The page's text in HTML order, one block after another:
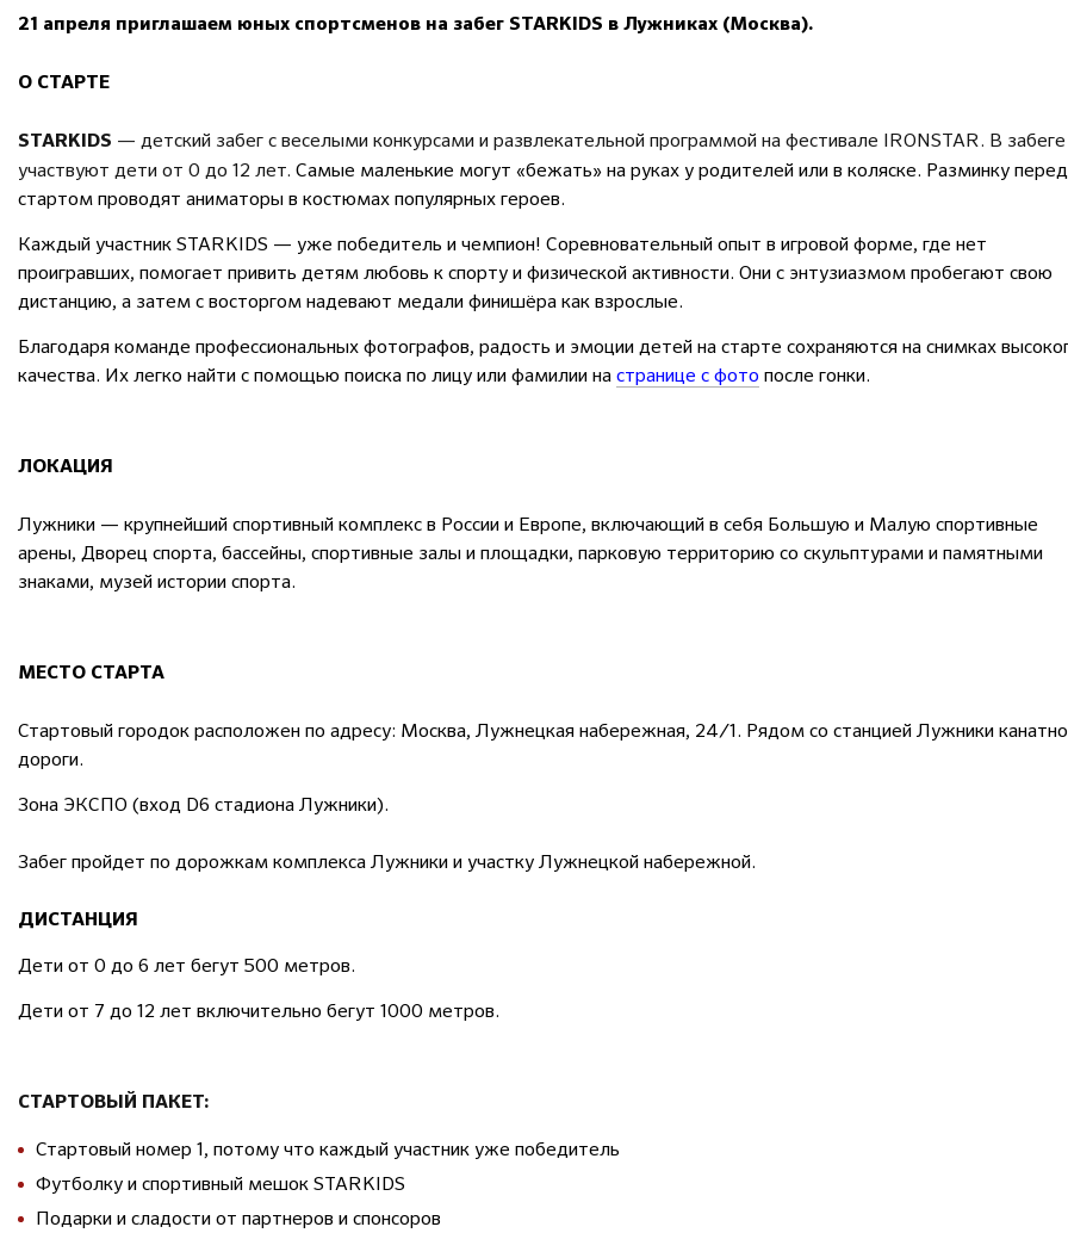
21 апреля приглашаем юных спортсменов на забег STARKIDS в Лужниках (Москва).
О СТАРТЕ
STARKIDS — детский забег с веселыми конкурсами и развлекательной программой на фестивале IRONSTAR. В забеге
участвуют дети от 0 до 12 лет. Самые маленькие могут «бежать» на руках у родителей или в коляске. Разминку перед
стартом проводят аниматоры в костюмах популярных героев.
Каждый участник STARKIDS — уже победитель и чемпион! Соревновательный опыт в игровой форме, где нет
проигравших, помогает привить детям любовь к спорту и физической активности. Они с энтузиазмом пробегают свою
дистанцию, а затем с восторгом надевают медали финишёра как взрослые.
Благодаря команде профессиональных фотографов, радость и эмоции детей на старте сохраняются на снимках
качества. Их легко найти с помощью поиска по лицу или фамилии настранице с фото после гонки.
ЛОКАЦИЯ
Лужники — крупнейший спортивный комплекс в России и Европе, включающий в себя Большую и Малую спортивные
арены, Дворец спорта, бассейны, спортивные залы и площадки, парковую территорию со скульптурами и памятными
знаками, музей истории спорта.
МЕСТО СТАРТА
Стартовый городок расположен по адресу: Москва, Лужнецкая набережная, 24/1. Рядом со станцией Лужники
дороги.
Зона ЭКСПО (вход D6 стадиона Лужники).
Забег пройдет по дорожкам комплекса Лужники и участку Лужнецкой набережной.
ДИСТАНЦИЯ
Дети от 0 до 6 лет бегут 500 метров.
Дети от 7 до 12 лет включительно бегут 1000 метров.
СТАРТОВЫЙ ПАКЕТ:
Стартовый номер 1, потому что каждый участник уже победитель
Футболку и спортивный мешок STARKIDS
Подарки и сладости от партнеров и спонсоров